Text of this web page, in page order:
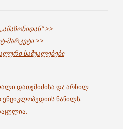
>>
მარკეტი >>
საშუალებები
დათეშიძისა და არჩილ
ენციკლოპედიის ნაწილს.